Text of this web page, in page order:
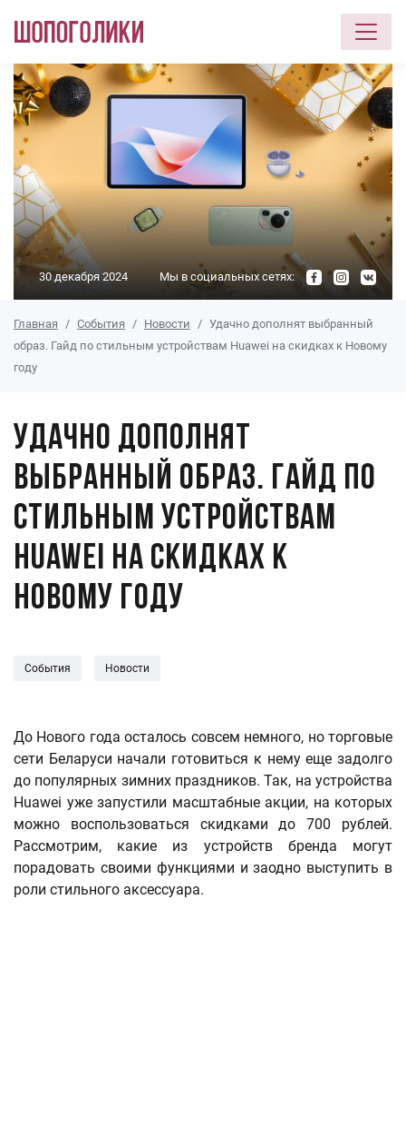
Перейти к основному содержанию
30 декабря 2024 Мы в социальных сетях:
Главная События Новости
Удачно дополнят выбранный
образ. Гайд по стильным устройствам Huawei на скидках к Новому
году
Удачно дополнят
выбранный образ. Гайд по
стильным устройствам
Huawei на скидках к
Новому году
События Новости
До Нового года осталось совсем немного, но торговые
сети Беларуси начали готовиться к нему еще задолго
до популярных зимних праздников. Так, на устройства
Huawei уже запустили масштабные акции, на которых
можно воспользоваться скидками до 700 рублей.
Рассмотрим, какие из устройств бренда могут
порадовать своими функциями и заодно выступить в
роли стильного аксессуара.